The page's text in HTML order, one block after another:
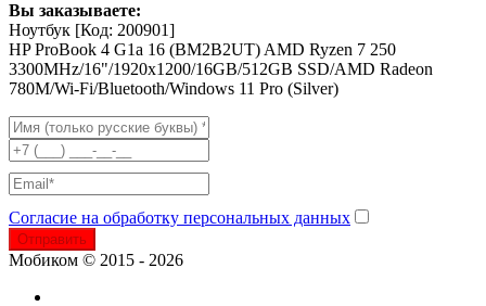
Вы заказываете:
Ноутбук [Код: 200901]
HP ProBook 4 G1a 16 (BM2B2UT) AMD Ryzen 7 250
3300MHz/16"/1920x1200/16GB/512GB SSD/AMD Radeon
780M/Wi-Fi/Bluetooth/Windows 11 Pro (Silver)
Согласие на обработку персональных данных
Отправить
Мобиком © 2015 - 2026